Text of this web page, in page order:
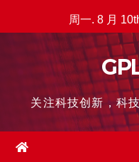
至
周一. 8 月
关注科技创新，科